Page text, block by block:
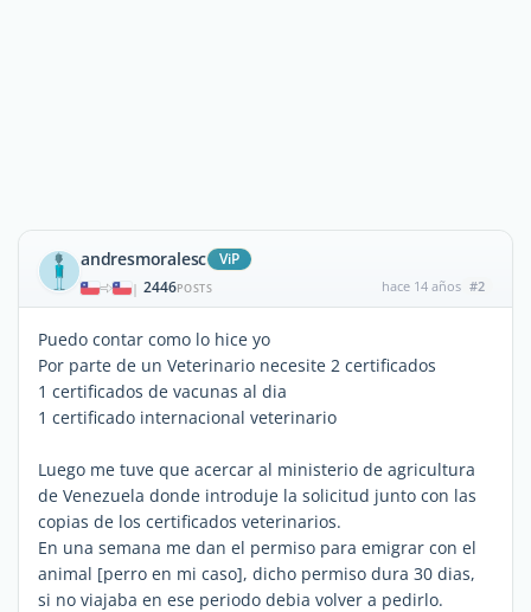
andresmoralesc ViP
| 2446POSTS hace 14 años #2
Puedo contar como lo hice yo
Por parte de un Veterinario necesite 2 certificados
1 certificados de vacunas al dia
1 certificado internacional veterinario
Luego me tuve que acercar al ministerio de agricultura
de Venezuela donde introduje la solicitud junto con las
copias de los certificados veterinarios.
En una semana me dan el permiso para emigrar con el
animal [perro en mi caso], dicho permiso dura 30 dias,
si no viajaba en ese periodo debia volver a pedirlo.